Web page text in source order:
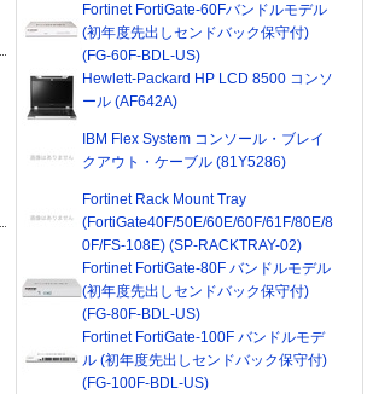
Fortinet FortiGate-60Fバンドルモデル
(初年度先出しセンドバック保守付)
(FG-60F-BDL-US)
Hewlett-Packard HP LCD 8500 コンソ
ール (AF642A)
IBM Flex System コンソール・ブレイ
クアウト・ケーブル (81Y5286)
Fortinet Rack Mount Tray
(FortiGate40F/50E/60E/60F/61F/80E/8
0F/FS-108E) (SP-RACKTRAY-02)
Fortinet FortiGate-80F バンドルモデル
(初年度先出しセンドバック保守付)
(FG-80F-BDL-US)
Fortinet FortiGate-100F バンドルモデ
ル (初年度先出しセンドバック保守付)
(FG-100F-BDL-US)